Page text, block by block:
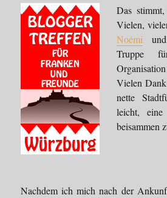
Das
Vielen,
Noémi
Truppe
Vielen
nette
leicht, eine
beisammen
Nachdem ich mich nach der